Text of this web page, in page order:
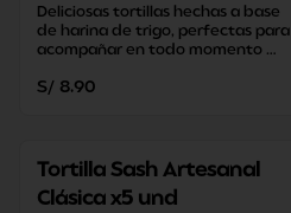
Deliciosas tortillas hechas a base
de harina de trigo, perfectas para
acompañar en todo momento
versatilidad y practicidad.
S/ 8.90
Tortilla Sash Artesanal
Clásica x5 und